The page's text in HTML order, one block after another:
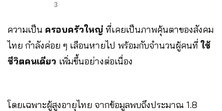
3
ความเป็น ครอบครัวใหญ่ ที่เคยเป็นภาพคุ้นตาของสังคม
ไทย กำลังค่อย ๆ เลือนหายไป พร้อมกับจำนวนผู้คนที่ใช้
ชีวิตคนเดียว เพิ่มขึ้นอย่างต่อเนื่อง
โดยเฉพาะผู้สูงอายุไทย จากข้อมูลพบถึงประมาณ 1.8